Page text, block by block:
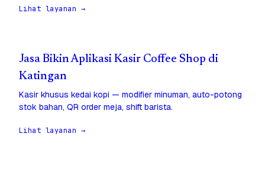
Lihat layanan →
Jasa Bikin Aplikasi Kasir Coffee Shop di
Katingan
Kasir khusus kedai kopi — modifier minuman, auto-potong
stok bahan, QR order meja, shift barista.
Lihat layanan →